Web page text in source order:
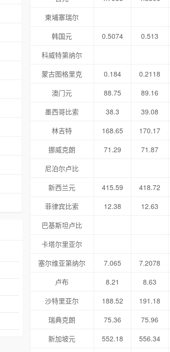
柬埔寨瑞尔
韩国元
0.5074 0.513
科威特第纳尔
蒙古图格里克
0.184 0.2118
澳门元
88.75 89.16
墨西哥比索
38.3 39.08
林吉特
168.65 170.17
挪威克朗
71.29 71.87
尼泊尔卢比
新西兰元
415.59 418.72
菲律宾比索
12.38 12.63
巴基斯坦卢比
卡塔尔里亚尔
塞尔维亚第纳尔
7.065 7.2078
卢布
8.21 8.63
沙特里亚尔
188.52 191.18
瑞典克朗
75.36 75.96
新加坡元
552.18 556.34